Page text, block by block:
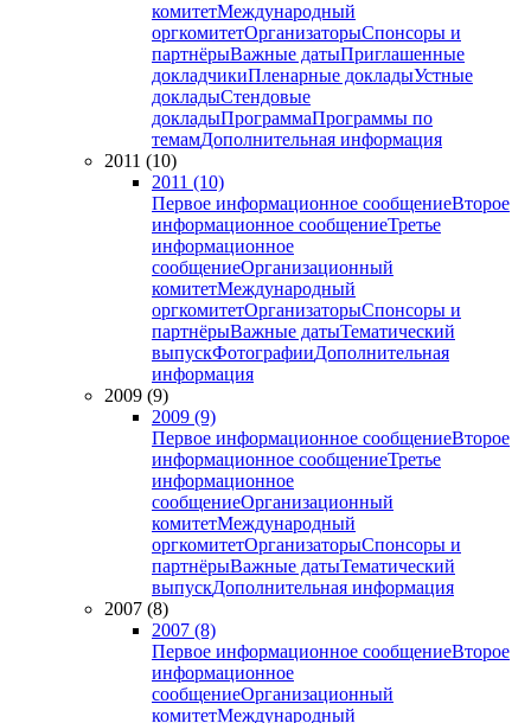
комитетМеждународный
оргкомитетОрганизаторыСпонсоры и
партнёрыВажные датыПриглашенные
докладчикиПленарные докладыУстные
докладыСтендовые
докладыПрограммаПрограммы по
темамДополнительная информация
2011 (10)
2011 (10)
Первое информационное сообщениеВторое
информационное сообщениеТретье
информационное
сообщениеОрганизационный
комитетМеждународный
оргкомитетОрганизаторыСпонсоры и
партнёрыВажные датыТематический
выпускФотографииДополнительная
информация
2009 (9)
2009 (9)
Первое информационное сообщениеВторое
информационное сообщениеТретье
информационное
сообщениеОрганизационный
комитетМеждународный
оргкомитетОрганизаторыСпонсоры и
партнёрыВажные датыТематический
выпускДополнительная информация
2007 (8)
2007 (8)
Первое информационное сообщениеВторое
информационное
сообщениеОрганизационный
комитетМеждународный